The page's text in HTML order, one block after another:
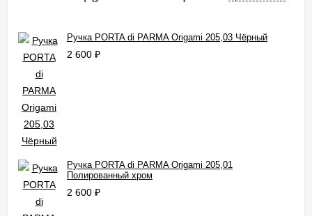
Ручка PORTA di PARMA Origami 205,03 Чёрный
2 600 ₽
Ручка PORTA di PARMA Origami 205,01
Полированный хром
2 600 ₽